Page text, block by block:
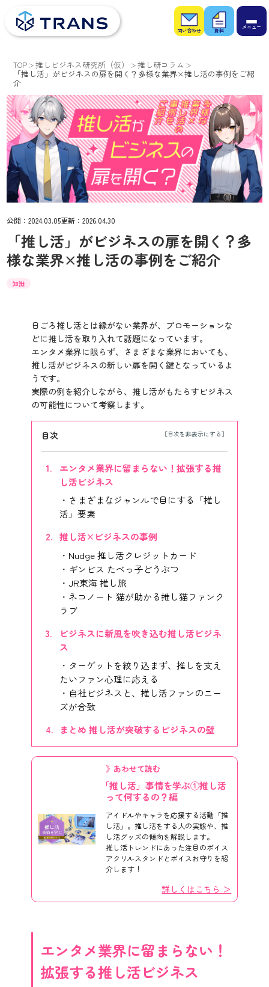
お問
い合
わせ
お役
立ち
資料
TOP 推しビジネス研究所（仮） 推し研コラム
「推し活」がビジネスの扉を開く？多様な業界×推し活の事例をご紹
介
公開：2024.03.05更新：2026.04.30
「推し活」がビジネスの扉を開く？多
様な業界×推し活の事例をご紹介
知識
日ごろ推し活とは縁がない業界が、プロモーションな
どに推し活を取り入れて話題になっています。
エンタメ業界に限らず、さまざまな業界においても、
推し活がビジネスの新しい扉を開く鍵となっているよ
うです。
実際の例を紹介しながら、推し活がもたらすビジネス
の可能性について考察します。
目次
エンタメ業界に留まらない！拡張する推
し活ビジネス
さまざまなジャンルで目にする「推し
活」要素
推し活×ビジネスの事例
Nudge 推し活クレジットカード
ギンビス たべっ子どうぶつ
JR東海 推し旅
ネコノート 猫が助かる推し猫ファンク
ラブ
ビジネスに新風を吹き込む推し活ビジネ
ス
ターゲットを絞り込まず、推しを支え
たいファン心理に応える
自社ビジネスと、推し活ファンのニー
ズが合致
まとめ 推し活が突破するビジネスの壁
》あわせて読む
「推し活」事情を学ぶ①推し活
って何するの？編
アイドルやキャラを応援する活動「推
し活」。推し活をする人の実態や、推
し活グッズの傾向を解説します。
推し活トレンドにあった注目のボイス
アクリルスタンドとボイスお守りを紹
介します！
詳しくはこちら ＞
エンタメ業界に留まらない！
拡張する推し活ビジネス